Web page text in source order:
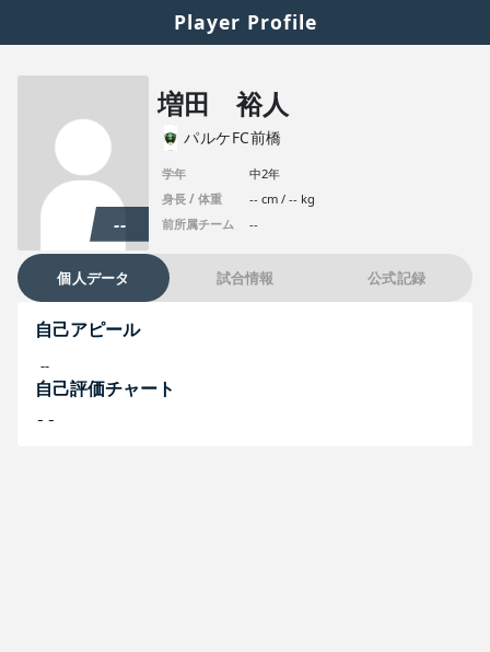
Player Profile
--
増田 裕人
パルケFC前橋
学年
中2年
身長 / 体重
-- cm / -- kg
前所属チーム
--
個人データ 試合情報 公式記録
自己アピール
--
自己評価チャート
--